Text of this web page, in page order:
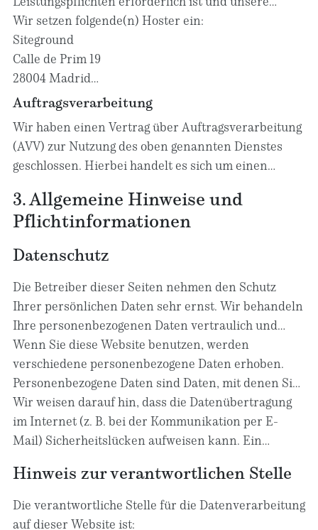
lit. f DSGVO). Sofern eine entsprechende
Einwilligung abgefragt wurde, erfolgt die
Verarbeitung ausschließlich auf Grundlage von Art. 6
Abs. 1 lit. a DSGVO und § 25 Abs. 1 TDDDG, soweit die
Einwilligung die Speicherung von Cookies oder den
Zugriff auf Informationen im Endgerät des Nutzers
(z. B. Device-Fingerprinting) im Sinne des TDDDG
umfasst. Die Einwilligung ist jederzeit widerrufbar.
Weisungen in Bezug auf diese Daten befolgen.
Wir setzen folgende(n) Hoster ein:
Siteground
Calle de Prim 19
28004 Madrid
Spanien
Auftragsverarbeitung
Wir haben einen Vertrag über Auftragsverarbeitung
(AVV) zur Nutzung des oben genannten Dienstes
geschlossen. Hierbei handelt es sich um einen
gewährleistet, dass dieser die personenbezogenen
Daten unserer Websitebesucher nur nach unseren
verarbeitet.
3. Allgemeine Hinweise und
Pflicht­informationen
Datenschutz
Die Betreiber dieser Seiten nehmen den Schutz
Ihrer persönlichen Daten sehr ernst. Wir behandeln
Ihre personenbezogenen Daten vertraulich und
entsprechend den gesetzlichen
Datenschutzvorschriften sowie dieser
Datenschutzerklärung.
Wenn Sie diese Website benutzen, werden
verschiedene personenbezogene Daten erhoben.
Personenbezogene Daten sind Daten, mit denen Sie
persönlich identifiziert werden können. Die
vorliegende Datenschutzerklärung erläutert, welche
Daten wir erheben und wofür wir sie nutzen. Sie
geschieht.
Wir weisen darauf hin, dass die Datenübertragung
im Internet (z. B. bei der Kommunikation per E-
Mail) Sicherheitslücken aufweisen kann. Ein
Dritte ist nicht möglich.
Hinweis zur verantwortlichen Stelle
Die verantwortliche Stelle für die Datenverarbeitung
auf dieser Website ist: